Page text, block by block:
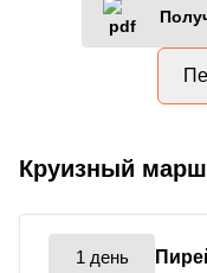
Круизный
1 день